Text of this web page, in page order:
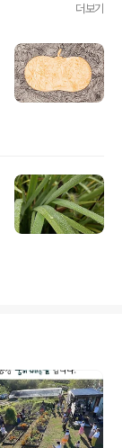
더보기